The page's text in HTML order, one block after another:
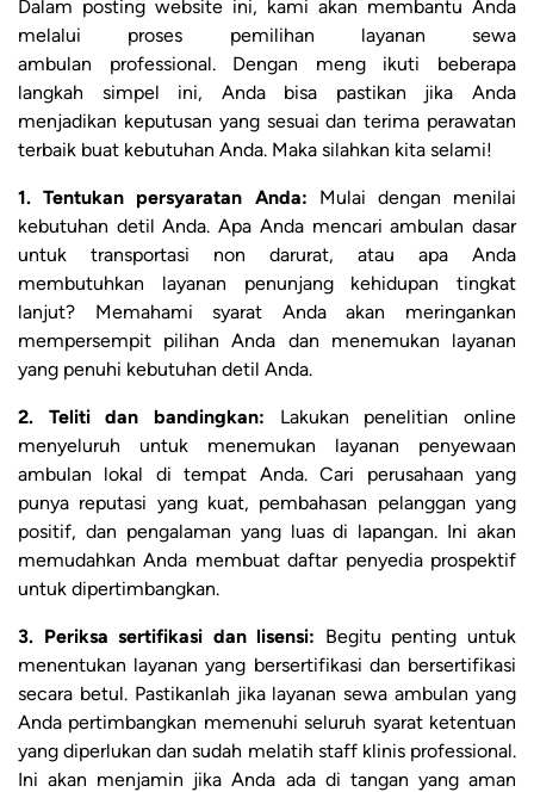
Dalam posting website ini, kami akan membantu Anda
melalui proses pemilihan layanan sewa
ambulan professional. Dengan meng ikuti beberapa
langkah simpel ini, Anda bisa pastikan jika Anda
menjadikan keputusan yang sesuai dan terima perawatan
terbaik buat kebutuhan Anda. Maka silahkan kita selami!
1. Tentukan persyaratan Anda: Mulai dengan menilai
kebutuhan detil Anda. Apa Anda mencari ambulan dasar
untuk transportasi non darurat, atau apa Anda
membutuhkan layanan penunjang kehidupan tingkat
lanjut? Memahami syarat Anda akan meringankan
mempersempit pilihan Anda dan menemukan layanan
yang penuhi kebutuhan detil Anda.
2. Teliti dan bandingkan: Lakukan penelitian online
menyeluruh untuk menemukan layanan penyewaan
ambulan lokal di tempat Anda. Cari perusahaan yang
punya reputasi yang kuat, pembahasan pelanggan yang
positif, dan pengalaman yang luas di lapangan. Ini akan
memudahkan Anda membuat daftar penyedia prospektif
untuk dipertimbangkan.
3. Periksa sertifikasi dan lisensi: Begitu penting untuk
menentukan layanan yang bersertifikasi dan bersertifikasi
secara betul. Pastikanlah jika layanan sewa ambulan yang
Anda pertimbangkan memenuhi seluruh syarat ketentuan
yang diperlukan dan sudah melatih staff klinis professional.
Ini akan menjamin jika Anda ada di tangan yang aman